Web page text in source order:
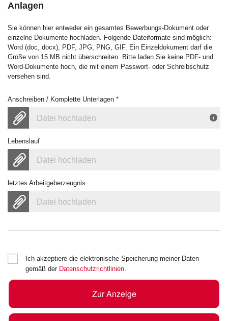
Anlagen
Sie können hier entweder ein gesamtes Bewerbungs-Dokument oder
einzelne Dokumente hochladen. Folgende Dateiformate sind möglich:
Word (doc, docx), PDF, JPG, PNG, GIF. Ein Einzeldokument darf die
Größe von 15 MB nicht überschreiten. Bitte laden Sie keine PDF- und
Word-Dokumente hoch, die mit einem Passwort- oder Schreibschutz
versehen sind.
Anschreiben / Komplette Unterlagen *
Datei hochladen
Lebenslauf
Datei hochladen
letztes Arbeitgeberzeugnis
Datei hochladen
Ich akzeptiere die elektronische Speicherung meiner Daten
gemäß der Datenschutzrichtlinien
Zur Anzeige